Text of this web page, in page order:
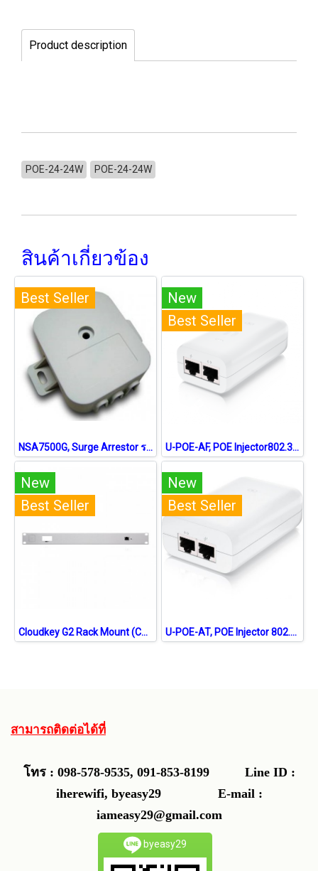
Product description
POE-24-24W POE-24-24W
สินค้าเกี่ยวข้อง
Best Seller
NSA7500G, Surge Arrestor รองรับ 10/100/1000Mbps
New
Best Seller
U-POE-AF, POE Injector802.3af 48VDC 0.32A 15.4W Port Gigabit
New
Best Seller
Cloudkey G2 Rack Mount (CKG2-RM)
New
Best Seller
U-POE-AT, POE Injector 802.3at 48VDC 0.65A 30W Port Gigabit
สามารถติดต่อได้ที่
โทร : 098-578-9535, 091-853-8199 Line ID :
iherewifi, byeasy29 E-mail :
iameasy29@gmail.com
byeasy29